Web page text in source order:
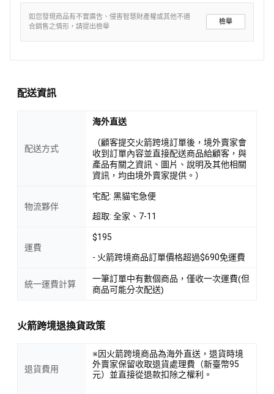
如您發現商品有不實廣告、侵害智慧財產權或其他不適
合銷售之情形，請提出檢舉
檢舉
配送資訊
配送方式
海外直送
（顧客提交火箭跨境訂單後，境外賣家會
收到訂單內容並直接配送商品給顧客，與
產品有關之資訊、圖片、說明及其他相關
資訊，均由境外賣家提供。）
物流夥伴
宅配: 黑貓宅急便
超取: 全家、7-11
運費
$195
- 火箭跨境商品訂單價格超過$690免運費
統一運費計算
一筆訂單中有數個商品，僅收一次運費(但
商品可能分次配送)
火箭跨境退換貨政策
退貨費用
※因火箭跨境商品為海外直送，退貨時境
外賣家保留收取退貨處理費（新臺幣95
元）並直接從退款扣除之權利。